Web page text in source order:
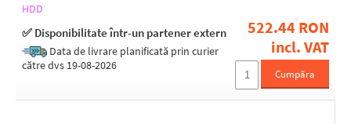
HDD
✅ Disponibilitate într-un partener extern
Data de livrare planificată prin curier
către dvs 19-08-2026
522.44 RON
incl. VAT
Cumpăra